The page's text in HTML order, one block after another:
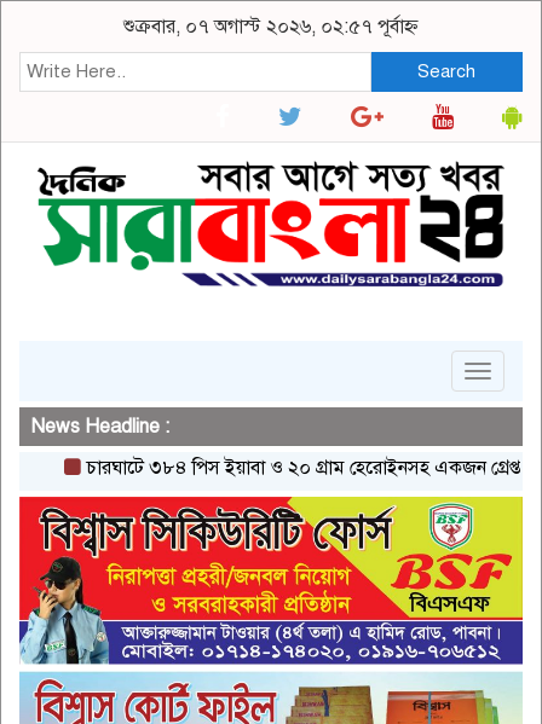
শুক্রবার, ০৭ অগাস্ট ২০২৬, ০২:৫৭ পূর্বাহ্ন
Search
Toggle
News Headline :
চারঘাটে ৩৮৪ পিস ইয়াবা ও ২০ গ্রাম হেরোইনসহ একজন গ্রেপ্তার